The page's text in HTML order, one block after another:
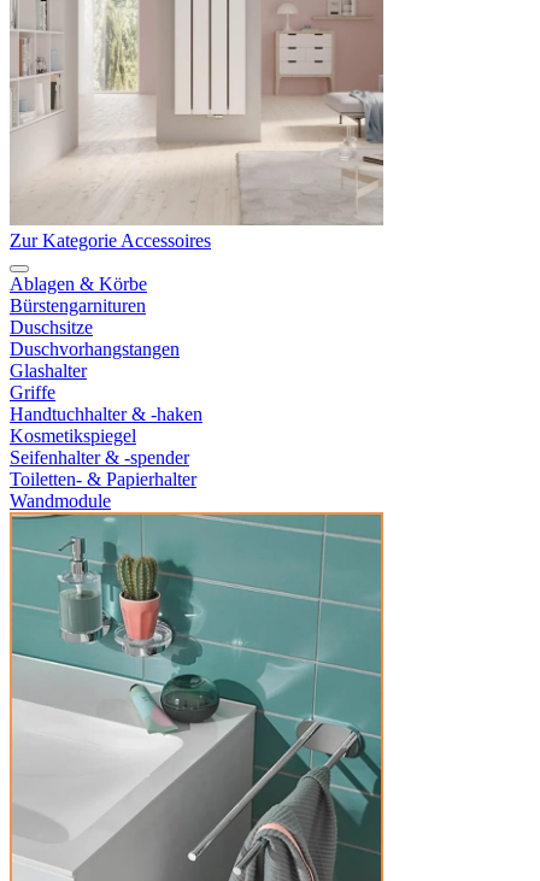
Zur Kategorie Accessoires
Ablagen & Körbe
Bürstengarnituren
Duschsitze
Duschvorhangstangen
Glashalter
Griffe
Handtuchhalter & -haken
Kosmetikspiegel
Seifenhalter & -spender
Toiletten- & Papierhalter
Wandmodule